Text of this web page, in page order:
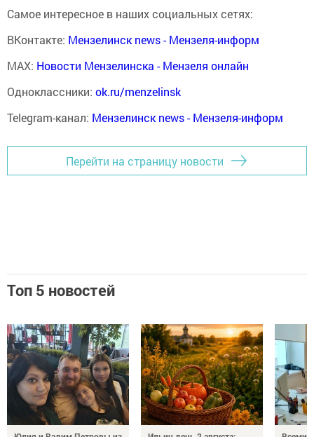
Самое интересное в наших социальных сетях:
ВКонтакте: Мензелинск news - Мензеля-информ
MAX: Новости Мензелинска - Мензеля онлайн
Одноклассники: ok.ru/menzelinsk
Telegram-канал: Мензелинск news - Мензеля-информ
Перейти на страницу новости
Топ 5 новостей